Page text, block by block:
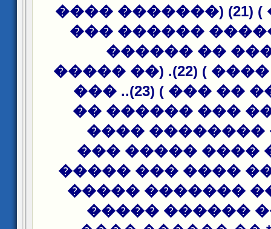
��� ����� ) (21) (������� ����
������ �����
��� ���� ��
�������� ���� ) (22). (�� �����
�� ������ �� ��� ) (23).. ���
��� ��� �� ���
������
������� ����
����� � ��� ����
(���� ����
�������